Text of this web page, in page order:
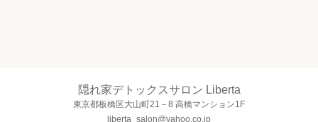
隠れ家デトックスサロン Liberta
東京都板橋区大山町21－8 高橋マンション1F
liberta_salon@yahoo.co.jp